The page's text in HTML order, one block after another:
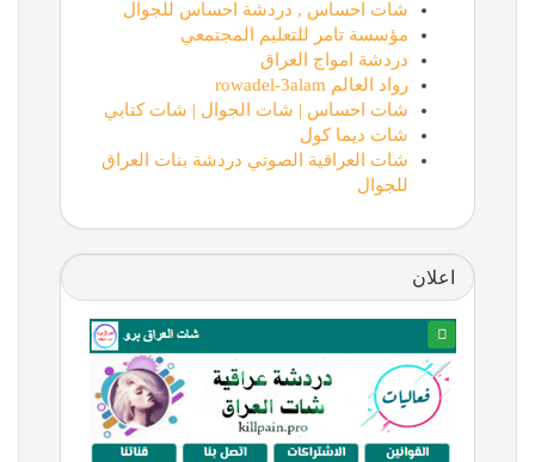
شات احساس , دردشة احساس للجوال
مؤسسة تامر للتعليم المجتمعي
دردشة امواج العراق
رواد العالم rowadel-3alam
شات احساس | شات الجوال | شات كتابي
شات ديما كول
شات العراقية الصوتي دردشة بنات العراق
للجوال
اعلان